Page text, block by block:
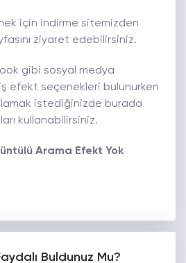
için indirme sitemizden
ziyaret edebilirsiniz.
gibi sosyal medya
efekt seçenekleri bulunurken
istediğinizde burada
kullanabilirsiniz.
Arama Efekt Yok
Buldunuz Mu?